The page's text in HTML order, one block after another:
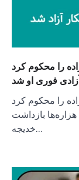
را محکوم کرد
فوری او شد
را محکوم کرد
بازداشت
خدیجه…